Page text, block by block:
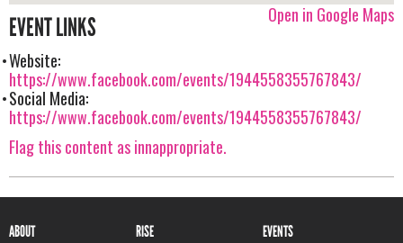
Open in Google Maps
EVENT LINKS
Website:
https://www.facebook.com/events/1944558355767843/
Social Media:
https://www.facebook.com/events/1944558355767843/
Flag this content as innappropriate.
ABOUT RISE EVENTS